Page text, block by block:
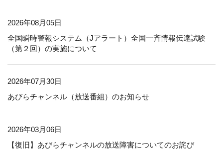
2026年08月05日
全国瞬時警報システム（Jアラート）全国一斉情報伝達試験
（第２回）の実施について
2026年07月30日
あびらチャンネル（放送番組）のお知らせ
2026年03月06日
【復旧】あびらチャンネルの放送障害についてのお詫び